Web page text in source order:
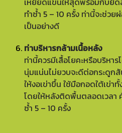
ทำซ้ำ 5 – 10 ครั้ง ท่านี้จะช่ว
เป็นอย่างดี
ท่าบริหารกล้ามเนื้อหลัง
ท่านี้ควรมีเสื้อโยคะหรือบริห
นุ่มแน่นไม่ยวบจะดีต่อกระดูก
ให้งอเข่าขึ้น ใช้มือกอดใต้เข่า
โดยให้หลังติดพื้นตลอดเวลา
ซ้ำ 5 – 10 ครั้ง